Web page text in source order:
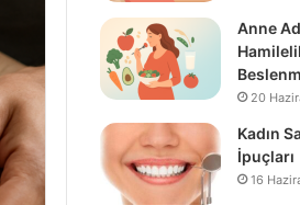
Anne
20
Kadın
İpuçları
16